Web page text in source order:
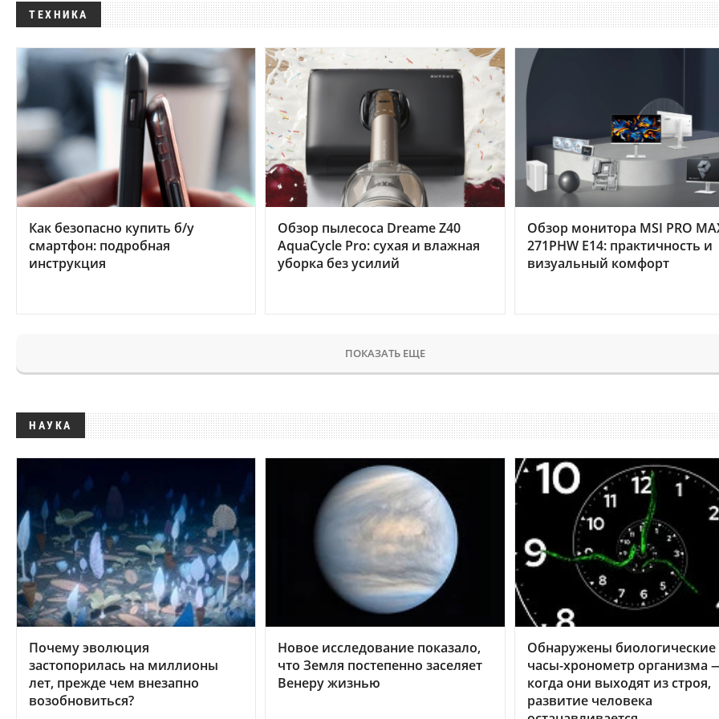
ТЕХНИКА
Как безопасно купить б/у
смартфон: подробная
инструкция
Обзор пылесоса Dreame Z40
AquaCycle Pro: сухая и влажная
уборка без усилий
Обзор монитора MSI PRO
271PHW E14: практичность и
визуальный комфорт
ПОКАЗАТЬ ЕЩЕ
НАУКА
Почему эволюция
застопорилась на миллионы
лет, прежде чем внезапно
возобновиться?
Новое исследование показало,
что Земля постепенно заселяет
Венеру жизнью
Обнаружены биологические
часы-хронометр организма
когда они выходят из строя,
развитие человека